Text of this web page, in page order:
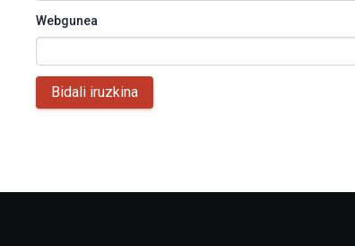
Webgunea
Bidali iruzkina